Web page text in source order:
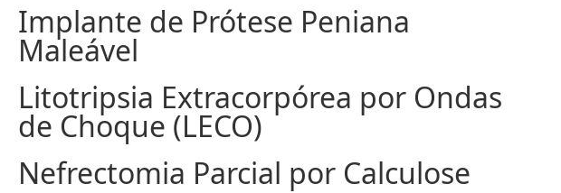
Implante de Prótese Peniana
Maleável
Litotripsia Extracorpórea por Ondas
de Choque (LECO)
Nefrectomia Parcial por Calculose